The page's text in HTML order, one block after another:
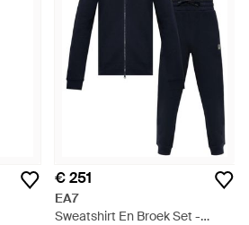
€ 251
EA7
Sweatshirt En Broek Set -